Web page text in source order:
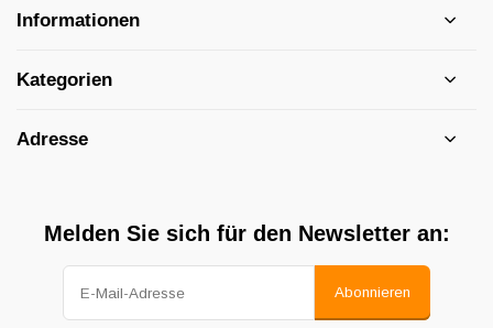
Informationen
Kategorien
Adresse
Melden Sie sich für den Newsletter an:
Abonnieren